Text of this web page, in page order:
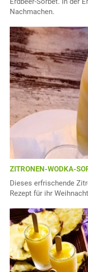
Nachmachen.
ZITRONEN-WODKA-
Dieses erfrischende
Rezept für ihr